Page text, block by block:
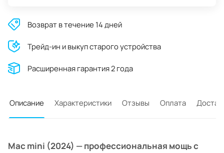
Возврат в течение 14 дней
Трейд-ин и выкуп старого устройства
Расширенная гарантия 2 года
Описание Характеристики Отзывы Оплата
Mac mini (2024) — профессиональная мощь с